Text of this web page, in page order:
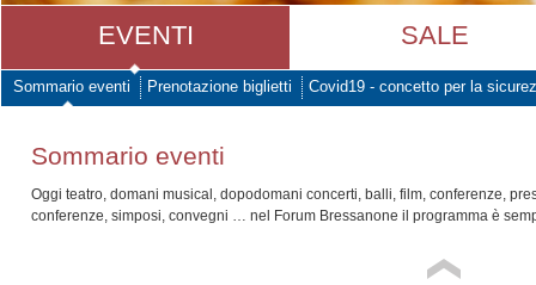
EVENTI SALE
Sommario eventi Prenotazione biglietti Covid19 - concetto per la
Sommario eventi
Oggi teatro, domani musical, dopodomani concerti, balli, film, conferenze,
conferenze, simposi, convegni … nel Forum Bressanone il programma è